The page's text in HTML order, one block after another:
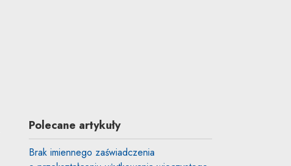
Polecane artykuły
Brak imiennego zaświadczenia